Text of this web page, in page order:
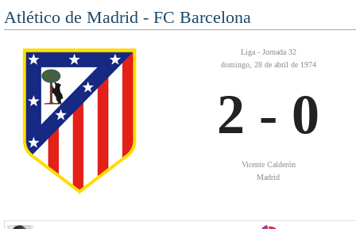
Atlético de Madrid - FC Barcelona
Liga - Jornada 32
domingo, 28 de abril de 1974
2 - 0
Vicente Calderón
Madrid